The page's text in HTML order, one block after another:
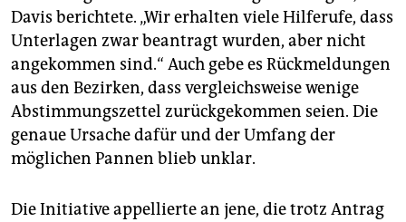
Davis berichtete. „Wir erhalten viele Hilferufe, dass
Unterlagen zwar beantragt wurden, aber nicht
angekommen sind.“ Auch gebe es Rückmeldungen
aus den Bezirken, dass vergleichsweise wenige
Abstimmungszettel zurückgekommen seien. Die
genaue Ursache dafür und der Umfang der
möglichen Pannen blieb unklar.
Die Initiative appellierte an jene, die trotz Antrag